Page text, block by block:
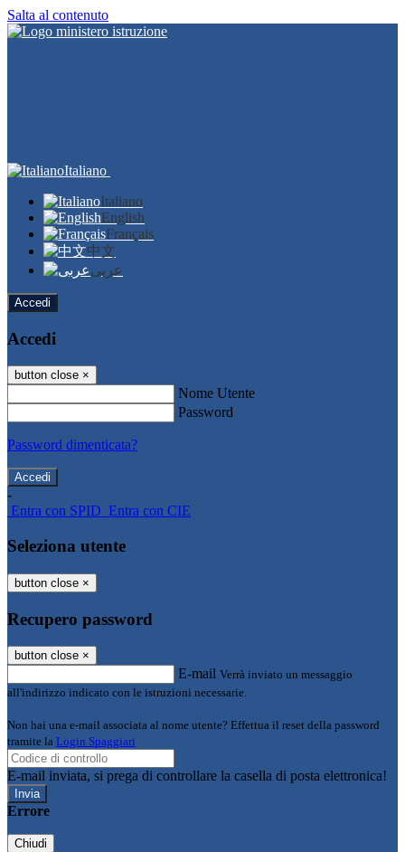
Salta al contenuto
Italiano
Italiano
English
Français
中文
عربى
Accedi
Accedi
button close ×
Nome Utente
Password
Password dimenticata?
-
Entra con SPID Entra con CIE
Seleziona utente
button close ×
Recupero password
button close ×
E-mail Verrà inviato un messaggio
all'indirizzo indicato con le istruzioni necessarie.
Non hai una e-mail associata al nome utente? Effettua il reset della password
tramite la Login Spaggiari
E-mail inviata, si prega di controllare la casella di posta elettronica!
Errore
Chiudi